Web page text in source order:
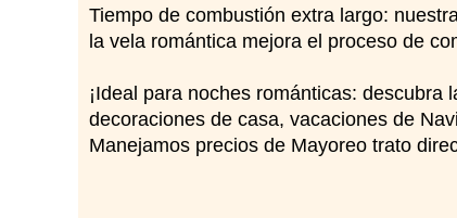
Tiempo de combustión extra largo:
la vela romántica mejora el proceso de
¡Ideal para noches románticas:
decoraciones de casa, vacaciones de
Manejamos precios de Mayoreo trato